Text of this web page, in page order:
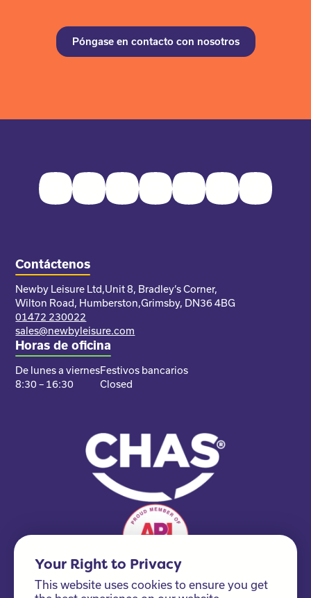
Póngase en contacto con nosotros
FacebookTwitter InstagramYoutubePinterestLinkedInTikTok
Contáctenos
Newby Leisure Ltd,Unit 8, Bradley’s Corner,
Wilton Road, Humberston,Grimsby, DN36 4BG
01472 230022
sales@newbyleisure.com
Horas de oficina
De lunes a viernes
8:30 – 16:30
Festivos bancarios
Closed
Your Right to Privacy
This website uses cookies to ensure you get